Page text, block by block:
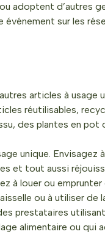
adoptent d’autres
sur les
articles à usage
réutilisables,
des plantes en pot
unique. Envisagez
et tout aussi
à louer ou
ou à utiliser de
prestataires
alimentaire ou qui